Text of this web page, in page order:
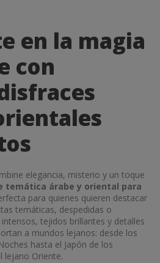
en la magia
con
elegancia, misterio y un toque
temática árabe y oriental para
para quienes quieren destacar
temáticas, despedidas o
tejidos brillantes y detalles
a mundos lejanos: desde los
hasta el Japón de los
lejano Oriente.